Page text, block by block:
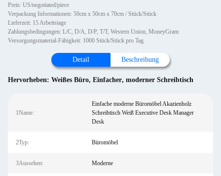
Preis: US/negotiated/piece
Verpackung Informationen: 50cm x 50cm x 70cm / Stück/Stück
Lieferzeit: 15 Arbeitstage
Zahlungsbedingungen: L/C, D/A, D/P, T/T, Western Union, MoneyGram
Versorgungsmaterial-Fähigkeit: 1000 Stück/Stück pro Tag
Detail Beschreibung
Hervorheben: Weißes Büro, Einfacher, moderner Schreibtisch
1Name:
Einfache moderne Büromöbel Akazienholz
Schreibtisch Weiß Executive Desk Manager
Desk
2Typ: Büromöbel
3Aussehen: Moderne